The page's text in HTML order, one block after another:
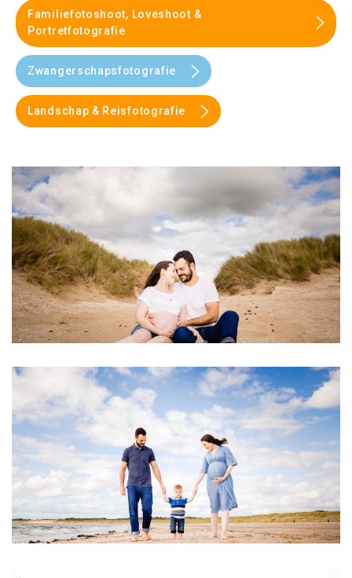
Familiefotoshoot, Loveshoot &
Portretfotografie
Zwangerschapsfotografie
Landschap & Reisfotografie